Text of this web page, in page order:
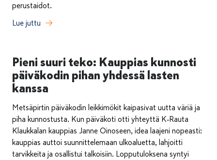
perustaidot.
Lue juttu
Pieni suuri teko: Kauppias kunnosti
päiväkodin pihan yhdessä lasten
kanssa
Metsäpirtin päiväkodin leikkimökit kaipasivat uutta väriä ja
piha kunnostusta. Kun päiväkoti otti yhteyttä K‑Rauta
Klaukkalan kauppias Janne Oinoseen, idea laajeni nopeasti:
kauppias auttoi suunnittelemaan ulkoaluetta, lahjoitti
tarvikkeita ja osallistui talkoisiin. Lopputuloksena syntyi